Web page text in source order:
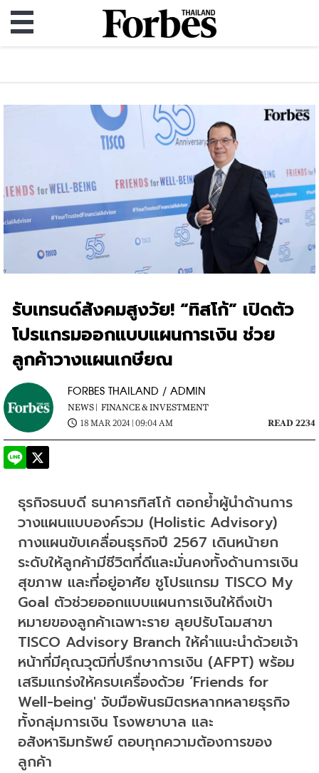
รับเทรนด์สังคมสูงวัย! “ทิสโก้” เปิดตัว
โปรแกรมออกแบบแผนการเงิน ช่วย
ลูกค้าวางแผนเกษียณ
FORBES THAILAND / ADMIN
NEWS | FINANCE & INVESTMENT
18 MAR 2024 | 09:04 AM
READ 2234
ธุรกิจธนบดี ธนาคารทิสโก้ ตอกย้ำผู้นำด้านการ
วางแผนแบบองค์รวม (Holistic Advisory)
กางแผนขับเคลื่อนธุรกิจปี 2567 เดินหน้ายก
ระดับให้ลูกค้ามีชีวิตที่ดีและมั่นคงทั้งด้านการเงิน
สุขภาพ และที่อยู่อาศัย ชูโปรแกรม TISCO My
Goal ตัวช่วยออกแบบแผนการเงินให้ถึงเป้า
หมายของลูกค้าเฉพาะราย ลุยปรับโฉมสาขา
TISCO Advisory Branch ให้คำแนะนำด้วยเจ้า
หน้าที่มีคุณวุฒิที่ปรึกษาการเงิน (AFPT) พร้อม
เสริมแกร่งให้ครบเครื่องด้วย ‘Friends for
Well-being' จับมือพันธมิตรหลากหลายธุรกิจ
ทั้งกลุ่มการเงิน โรงพยาบาล และ
อสังหาริมทรัพย์ ตอบทุกความต้องการของ
ลูกค้า